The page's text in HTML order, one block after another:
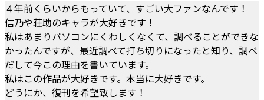
４年前くらいからもっていて、すごい大ファンなんです！
信乃や荘助のキャラが大好きです！
私はあまりパソコンにくわしくなくて、調べることができな
かったんですが、最近調べて打ち切りになったと知り、調べ
だして今この理由を書いています。
私はこの作品が大好きです。本当に大好きです。
どうにか、復刊を希望致します！